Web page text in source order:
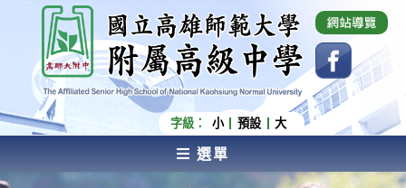
內
容
國立高雄師範大學附屬高級中學 Affiliated Senior
High School of National Kaohsiung Normal
University
字級： 小 預設 大
選單